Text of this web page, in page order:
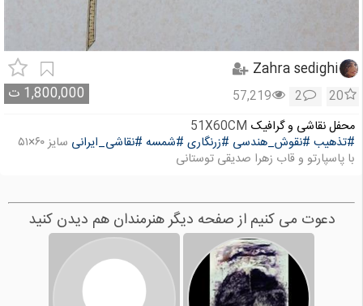
Zahra sedighi
1,800,000 ت 20
2
57,219
محفل نقاشی و گرافیک 51X60CM
#تذهیب #نقوش_هندسی #زرنگاری #شمسه #نقاشی_ایرانی
سایز ۶۰×۵۱
با پاسپارتو و قاب زهرا صدیقی توستانی
دعوت می کنیم از صفحه دیگر هنرمندان هم دیدن کنید